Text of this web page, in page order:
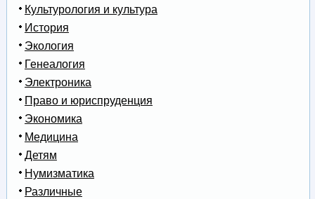
Культурология и культура
История
Экология
Генеалогия
Электроника
Право и юриспруденция
Экономика
Медицина
Детям
Нумизматика
Различные